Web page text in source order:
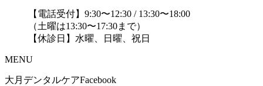
【電話受付】9:30〜12:30 / 13:30〜18:00
（土曜は13:30〜17:30まで）
【休診日】水曜、日曜、祝日
MENU
大月デンタルケアFacebook